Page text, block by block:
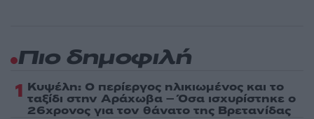
Πιο δημοφιλή
1 Κυψέλη: Ο περίεργος ηλικιωμένος και το
ταξίδι στην Αράχωβα – Όσα ισχυρίστηκε ο
26χρονος για τον θάνατο της Βρετανίδας